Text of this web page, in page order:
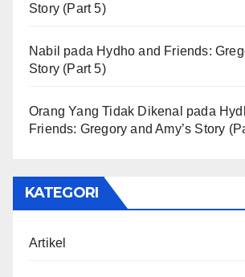
Story (Part 5)
Nabil pada Hydho and Friends:
Story (Part 5)
Orang Yang Tidak Dikenal pada
Friends: Gregory and Amy’s Story
KATEGORI
Artikel